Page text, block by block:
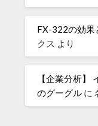
FX-322の効果
クス より
【企業分析】
のグーグル に